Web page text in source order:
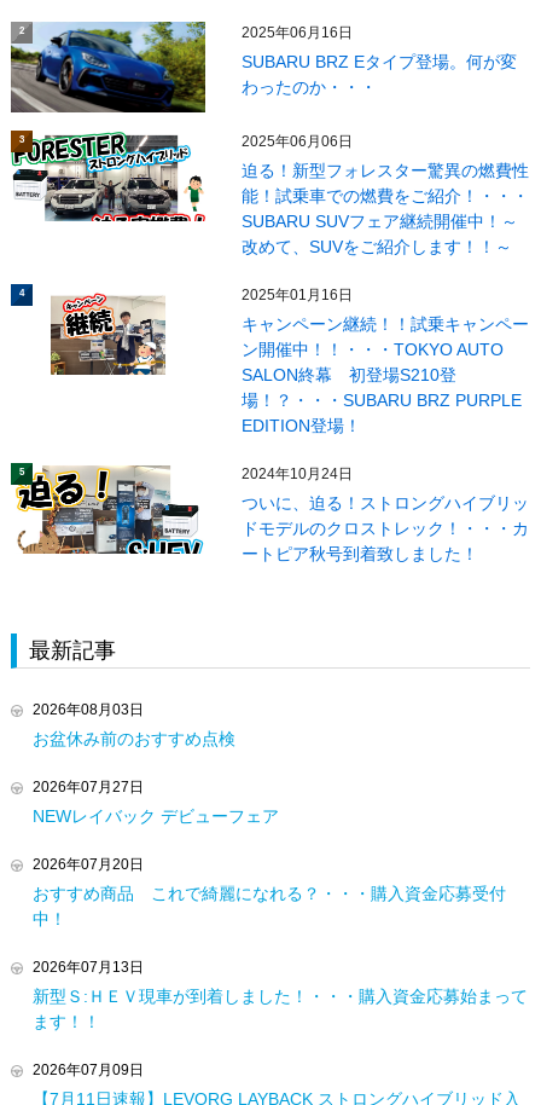
2 2025年06月16日
SUBARU BRZ Eタイプ登場。何が変
わったのか・・・
3 2025年06月06日
迫る！新型フォレスター驚異の燃費性
能！試乗車での燃費をご紹介！・・・
SUBARU SUVフェア継続開催中！～
改めて、SUVをご紹介します！！～
4 2025年01月16日
キャンペーン継続！！試乗キャンペー
ン開催中！！・・・TOKYO AUTO
SALON終幕 初登場S210登
場！？・・・SUBARU BRZ PURPLE
EDITION登場！
5 2024年10月24日
ついに、迫る！ストロングハイブリッ
ドモデルのクロストレック！・・・カ
ートピア秋号到着致しました！
最新記事
2026年08月03日
お盆休み前のおすすめ点検
2026年07月27日
NEWレイバック デビューフェア
2026年07月20日
おすすめ商品 これで綺麗になれる？・・・購入資金応募受付
中！
2026年07月13日
新型Ｓ:ＨＥＶ現車が到着しました！・・・購入資金応募始まって
ます！！
2026年07月09日
【7月11日速報】LEVORG LAYBACK ストロングハイブリッド入